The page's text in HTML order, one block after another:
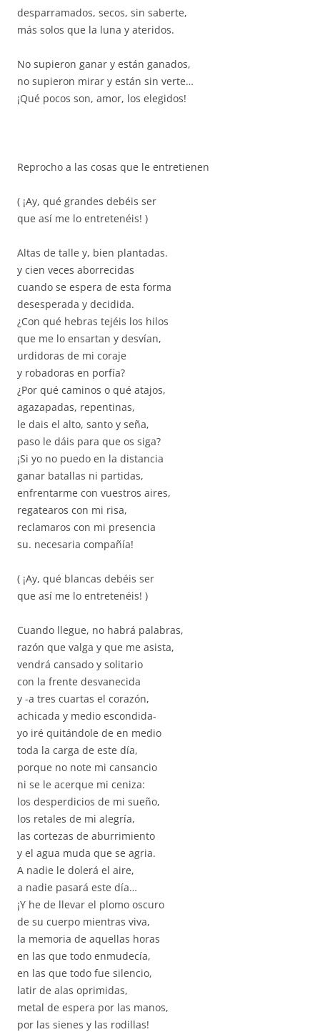
desparramados, secos, sin saberte,
más solos que la luna y ateridos.
No supieron ganar y están ganados,
no supieron mirar y están sin verte…
¡Qué pocos son, amor, los elegidos!
Reprocho a las cosas que le entretienen
( ¡Ay, qué grandes debéis ser
que así me lo entretenéis! )
Altas de talle y, bien plantadas.
y cien veces aborrecidas
cuando se espera de esta forma
desesperada y decidida.
¿Con qué hebras tejéis los hilos
que me lo ensartan y desvían,
urdidoras de mi coraje
y robadoras en porfía?
¿Por qué caminos o qué atajos,
agazapadas, repentinas,
le dais el alto, santo y seña,
paso le dáis para que os siga?
¡Si yo no puedo en la distancia
ganar batallas ni partidas,
enfrentarme con vuestros aires,
regatearos con mi risa,
reclamaros con mi presencia
su. necesaria compañía!
( ¡Ay, qué blancas debéis ser
que así me lo entretenéis! )
Cuando llegue, no habrá palabras,
razón que valga y que me asista,
vendrá cansado y solitario
con la frente desvanecida
y -a tres cuartas el corazón,
achicada y medio escondida-
yo iré quitándole de en medio
toda la carga de este día,
porque no note mi cansancio
ni se le acerque mi ceniza:
los desperdicios de mi sueño,
los retales de mi alegría,
las cortezas de aburrimiento
y el agua muda que se agria.
A nadie le dolerá el aire,
a nadie pasará este día…
¡Y he de llevar el plomo oscuro
de su cuerpo mientras viva,
la memoria de aquellas horas
en las que todo enmudecía,
en las que todo fue silencio,
latir de alas oprimidas,
metal de espera por las manos,
por las sienes y las rodillas!